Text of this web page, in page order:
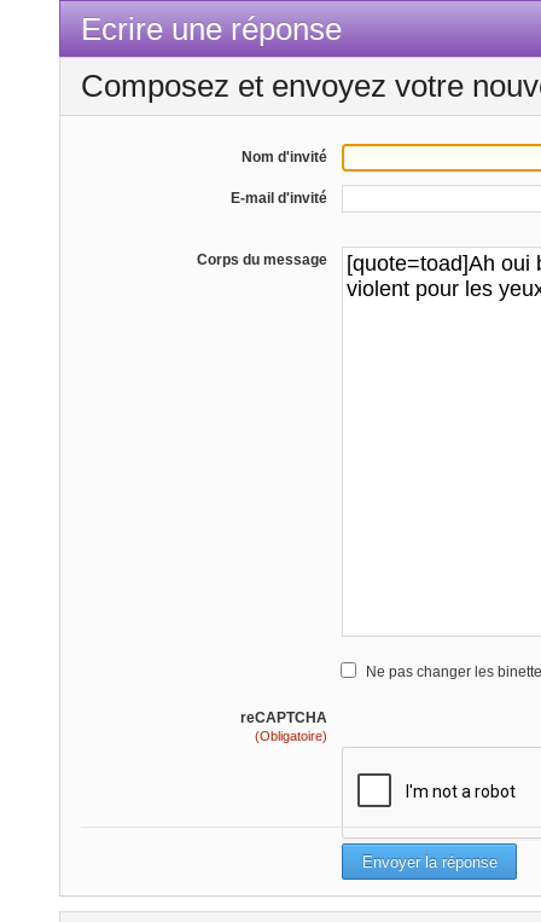
Ecrire une réponse
Composez et envoyez votre
Nom d'invité
E-mail d'invité
Corps du message
Ne pas changer les
reCAPTCHA
(Obligatoire)